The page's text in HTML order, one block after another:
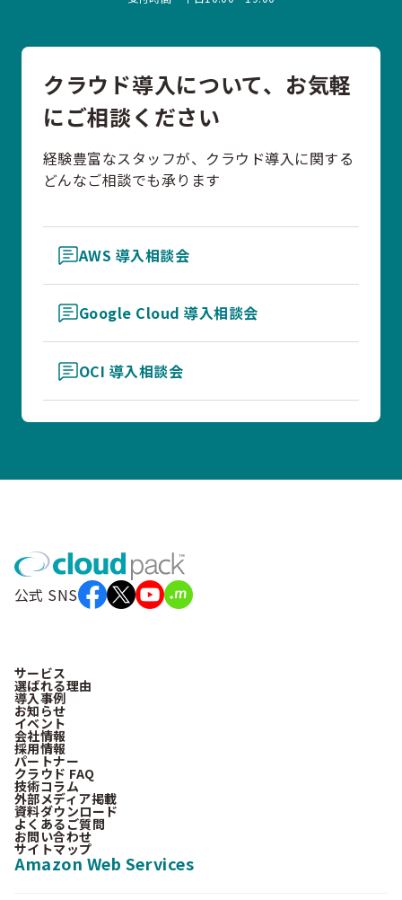
クラウド導入について、お気軽
にご相談ください
経験豊富なスタッフが、クラウド導入に関する
どんなご相談でも承ります
AWS 導入相談会
Google Cloud 導入相談会
OCI 導入相談会
公式 SNS
サービス
選ばれる理由
導入事例
お知らせ
イベント
会社情報
採用情報
パートナー
クラウド FAQ
技術コラム
外部メディア掲載
資料ダウンロード
よくあるご質問
お問い合わせ
サイトマップ
Amazon Web Services